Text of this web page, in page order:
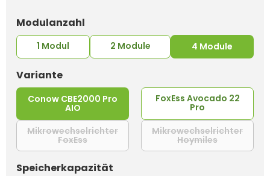
Modulanzahl
1 Modul 2 Module 4 Module
Varianteauswählen
Conow CBE2000 Pro
AIO
FoxEss Avocado 22
Pro
Mikrowechselrichter
FoxEss(Diese Option ist zurzeit nicht verfügbar.)
Mikrowechselrichter
Hoymiles(Diese
Speicherkapazität